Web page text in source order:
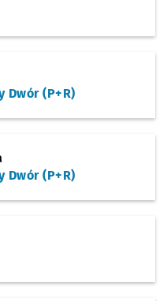
Dwór (P+R)
Dwór (P+R)